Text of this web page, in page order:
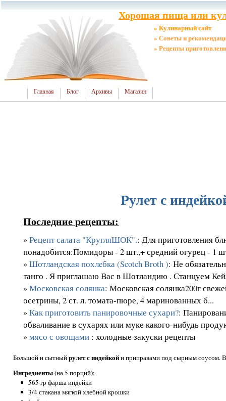
Хорошая пища или
» Кулинарный сайт
» Советы и
» Рецепты
Главная Блог Архивы Магазин
Рулет с
Последние рецепты:
»Рецепт салата "КругляШОК".: Для приготовления
понадобится:Помидоры - 2 шт.,+ средний огурец - 1
»Шотландская похлeбка (Scotch Broth ): Не
танго . Я приглашаю Вас в Шотландию . Станцуем
»Московская солянка: Московская солянка200г
осетрины, 2 ст. л. томата-пюре, 4 маринованных б...
»Как приготовить панировочные сухари?:
обваливание в сухарях или муке какого-нибудь
»мясо с овощами : холодные закуски рецепты
Большой и сытныйрулет с индейкойи приправами под сырным соусом.
Ингредиенты(на 5 порций):
565 гр фарша индейки
3/4 стакана мягкой хлебной крошки